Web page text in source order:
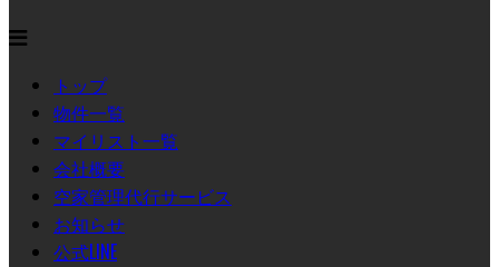
トップ
物件一覧
マイリスト一覧
会社概要
空家管理代行サービス
お知らせ
公式LINE